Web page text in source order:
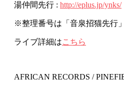
湯仲間先行 : http://eplus.jp/ynks/
※整理番号は「音泉招猫先行
ライブ詳細はこちら
AFRICAN RECORDS /